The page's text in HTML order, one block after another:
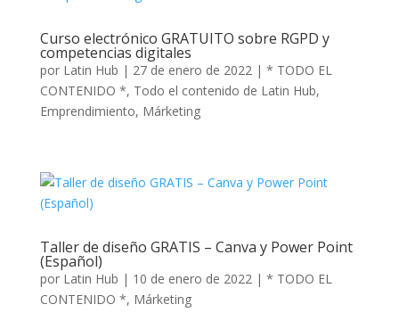
Curso electrónico GRATUITO sobre RGPD y
competencias digitales
por Latin Hub | 27 de enero de 2022| * TODO EL
CONTENIDO *, Todo el contenido de Latin Hub,
Emprendimiento, Márketing
Taller de diseño GRATIS – Canva y Power Point
(Español)
por Latin Hub | 10 de enero de 2022| * TODO EL
CONTENIDO *, Márketing